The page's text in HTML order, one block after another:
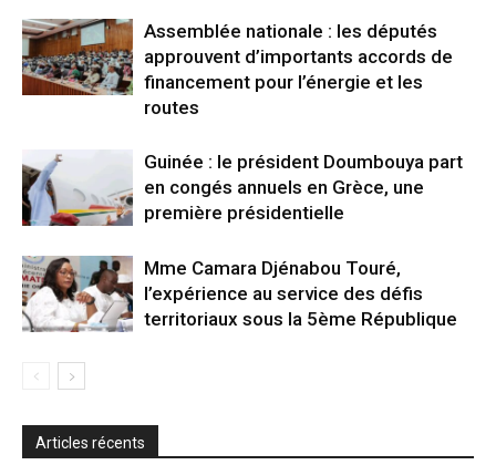
Assemblée nationale : les députés
approuvent d’importants accords de
financement pour l’énergie et les
routes
Guinée : le président Doumbouya part
en congés annuels en Grèce, une
première présidentielle
Mme Camara Djénabou Touré,
l’expérience au service des défis
territoriaux sous la 5ème République
Articles récents